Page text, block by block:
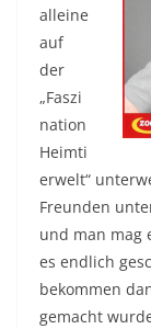
alleine
auf
der
„Faszi
nation
Heimti
erwelt“
Freunden
und man mag
es endlich
bekommen
gemacht